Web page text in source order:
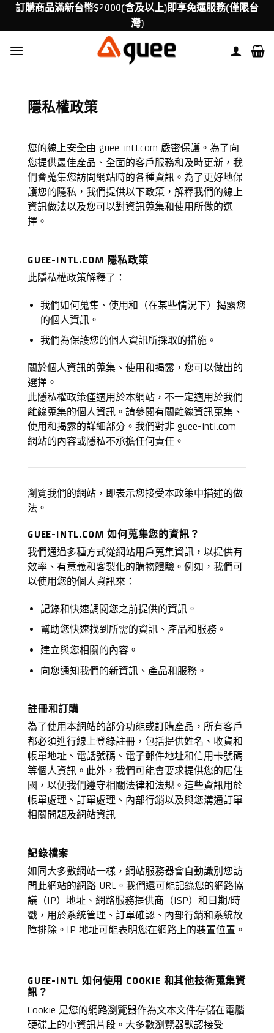
Skip訂購商品滿新台幣$2000(含及以上)即享免運服務(僅限台
灣)
隱私權政策
您的線上安全由 guee-intl.com 嚴密保護。為了向
您提供最佳產品、全面的客戶服務和及時更新，我
們會蒐集您訪問網站時的各種資訊。為了更好地保
護您的隱私，我們提供以下政策，解釋我們的線上
資訊做法以及您可以對資訊蒐集和使用所做的選
擇。
GUEE-INTL.COM 隱私政策
此隱私權政策解釋了：
我們如何蒐集、使用和（在某些情況下）揭露您
的個人資訊。
我們為保護您的個人資訊所採取的措施。
關於個人資訊的蒐集、使用和揭露，您可以做出的
選擇。
此隱私權政策僅適用於本網站，不一定適用於我們
離線蒐集的個人資訊。請參閱有關離線資訊蒐集、
使用和揭露的詳細部分。我們對非 guee-intl.com
網站的內容或隱私不承擔任何責任。
瀏覽我們的網站，即表示您接受本政策中描述的做
法。
GUEE-INTL.COM 如何蒐集您的資訊？
我們通過多種方式從網站用戶蒐集資訊，以提供有
效率、有意義和客製化的購物體驗。例如，我們可
以使用您的個人資訊來：
記錄和快速調閱您之前提供的資訊。
幫助您快速找到所需的資訊、產品和服務。
建立與您相關的內容。
向您通知我們的新資訊、產品和服務。
註冊和訂購
為了使用本網站的部分功能或訂購產品，所有客戶
都必須進行線上登錄註冊，包括提供姓名、收貨和
帳單地址、電話號碼、電子郵件地址和信用卡號碼
等個人資訊。此外，我們可能會要求提供您的居住
國，以便我們遵守相關法律和法規。這些資訊用於
帳單處理、訂單處理、內部行銷以及與您溝通訂單
相關問題及網站資訊
記錄檔案
如同大多數網站一樣，網站服務器會自動識別您訪
問此網站的網路 URL。我們還可能記錄您的網路協
議（IP）地址、網路服務提供商（ISP）和日期/時
戳，用於系統管理、訂單確認、內部行銷和系統故
障排除。IP 地址可能表明您在網路上的裝置位置。
GUEE-INTL 如何使用 COOKIE 和其他技術蒐集資
訊？
Cookie 是您的網路瀏覽器作為文本文件存儲在電腦
硬碟上的小資訊片段。大多數瀏覽器默認接受